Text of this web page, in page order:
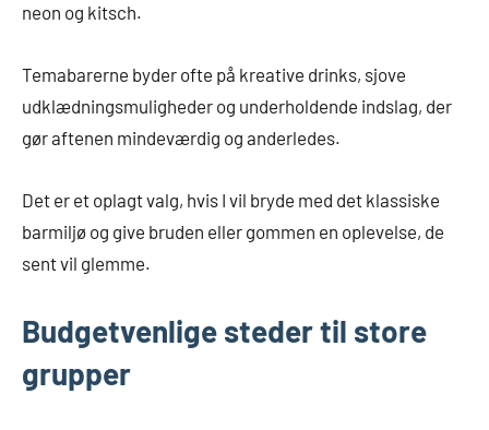
neon og kitsch.
Temabarerne byder ofte på kreative drinks, sjove
udklædningsmuligheder og underholdende indslag, der
gør aftenen mindeværdig og anderledes.
Det er et oplagt valg, hvis I vil bryde med det klassiske
barmiljø og give bruden eller gommen en oplevelse, de
sent vil glemme.
Budgetvenlige steder til store
grupper